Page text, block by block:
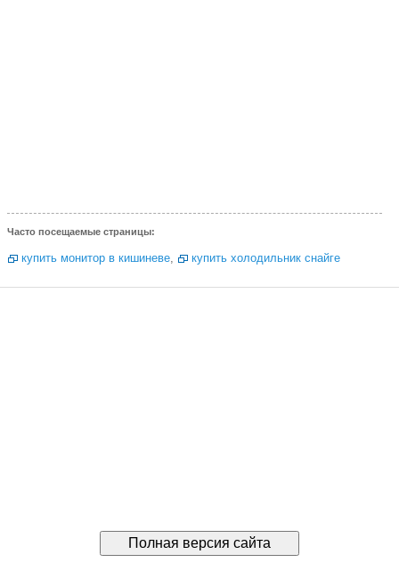
Часто посещаемые страницы:
купить монитор в кишиневе, купить холодильник снайге